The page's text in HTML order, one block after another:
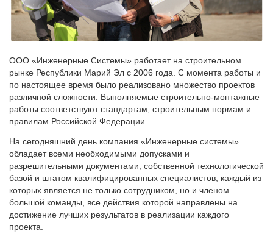
ООО «Инженерные Системы» работает на строительном
рынке Республики Марий Эл с 2006 года. С момента работы и
по настоящее время было реализовано множество проектов
различной сложности. Выполняемые строительно-монтажные
работы соответствуют стандартам, строительным нормам и
правилам Российской Федерации.
На сегодняшний день компания «Инженерные системы»
обладает всеми необходимыми допусками и
разрешительными документами, собственной технологической
базой и штатом квалифицированных специалистов, каждый из
которых является не только сотрудником, но и членом
большой команды, все действия которой направлены на
достижение лучших результатов в реализации каждого
проекта.